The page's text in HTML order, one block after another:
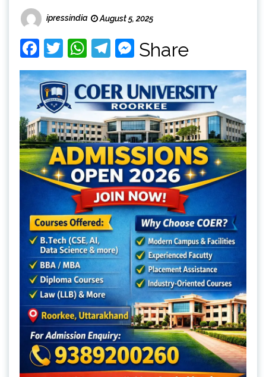
ipressindia August 5, 2025
Facebook
Twitter
WhatsApp
Telegram
Messenger
Share